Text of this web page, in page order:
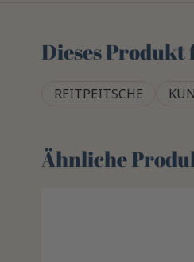
Dieses Produkt
REITPEITSCHE
Ähnliche